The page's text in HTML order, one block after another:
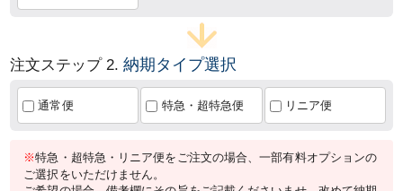
注文ステップ 2.納期タイプ選択
通常便 特急・超特急便 リニア便
※特急・超特急・リニア便をご注文の場合、一部有料オプションの
ご選択をいただけません。